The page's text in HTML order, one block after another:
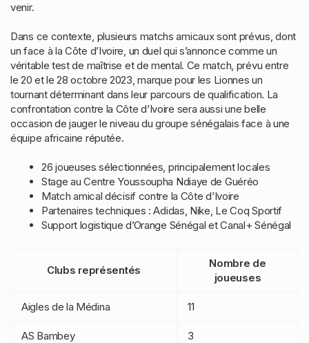
venir.
Dans ce contexte, plusieurs matchs amicaux sont prévus, dont
un face à la Côte d’Ivoire, un duel qui s’annonce comme un
véritable test de maîtrise et de mental. Ce match, prévu entre
le 20 et le 28 octobre 2023, marque pour les Lionnes un
tournant déterminant dans leur parcours de qualification. La
confrontation contre la Côte d’Ivoire sera aussi une belle
occasion de jauger le niveau du groupe sénégalais face à une
équipe africaine réputée.
26 joueuses sélectionnées, principalement locales
Stage au Centre Youssoupha Ndiaye de Guéréo
Match amical décisif contre la Côte d’Ivoire
Partenaires techniques : Adidas, Nike, Le Coq Sportif
Support logistique d’Orange Sénégal et Canal+ Sénégal
Clubs représentés
Nombre de
joueuses
Aigles de la Médina 11
AS Bambey 3